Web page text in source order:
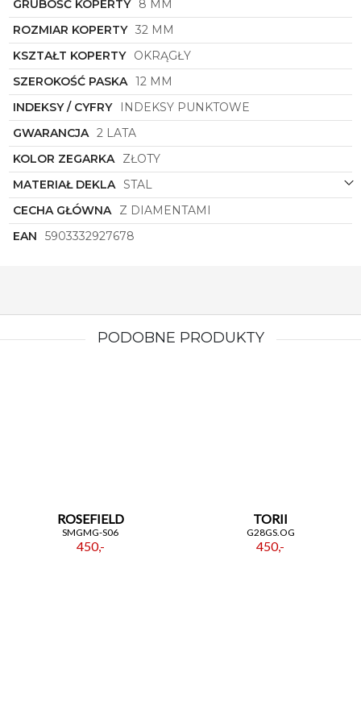
Toriitowarzyszył Ci w każdej chwili dnia i nocy,
dodając blasku i szyku Twojemu wyglądowi.
GRUBOŚĆ KOPERTY 8 MM
ROZMIAR KOPERTY 32 MM
KSZTAŁT KOPERTY OKRĄGŁY
SZEROKOŚĆ PASKA 12 MM
INDEKSY / CYFRY
INDEKSY PUNKTOWE
GWARANCJA 2 LATA
KOLOR ZEGARKA ZŁOTY
MATERIAŁ DEKLA STAL
CECHA GŁÓWNA Z DIAMENTAMI
EAN
5903332927678
PODOBNE PRODUKTY
ROSEFIELD
SMGMG-S06
450,-
TORII
G28GS.OG
450,-